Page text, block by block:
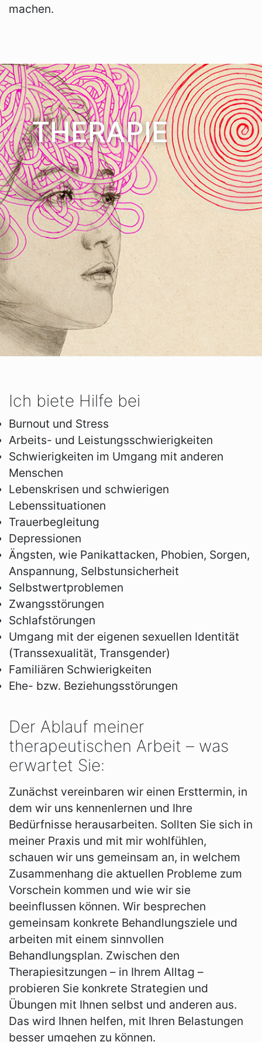
machen.
THERAPIE
Ich biete Hilfe bei
Burnout und Stress
Arbeits- und Leistungsschwierigkeiten
Schwierigkeiten im Umgang mit anderen
Menschen
Lebenskrisen und schwierigen
Lebenssituationen
Trauerbegleitung
Depressionen
Ängsten, wie Panikattacken, Phobien, Sorgen,
Anspannung, Selbstunsicherheit
Selbstwertproblemen
Zwangsstörungen
Schlafstörungen
Umgang mit der eigenen sexuellen Identität
(Transsexualität, Transgender)
Familiären Schwierigkeiten
Ehe- bzw. Beziehungsstörungen
Der Ablauf meiner
therapeutischen Arbeit – was
erwartet Sie:
Zunächst vereinbaren wir einen Ersttermin, in
dem wir uns kennenlernen und Ihre
Bedürfnisse herausarbeiten. Sollten Sie sich in
meiner Praxis und mit mir wohlfühlen,
schauen wir uns gemeinsam an, in welchem
Zusammenhang die aktuellen Probleme zum
Vorschein kommen und wie wir sie
beeinflussen können. Wir besprechen
gemeinsam konkrete Behandlungsziele und
arbeiten mit einem sinnvollen
Behandlungsplan. Zwischen den
Therapiesitzungen – in Ihrem Alltag –
probieren Sie konkrete Strategien und
Übungen mit Ihnen selbst und anderen aus.
Das wird Ihnen helfen, mit Ihren Belastungen
besser umgehen zu können.